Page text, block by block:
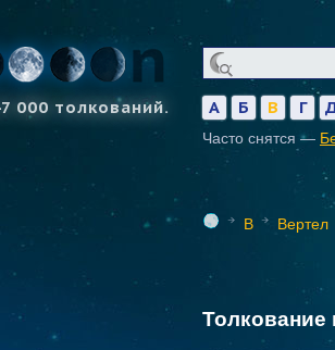
000 толкований. А Б В Г
Часто снятся —
В Вертел
Толкование